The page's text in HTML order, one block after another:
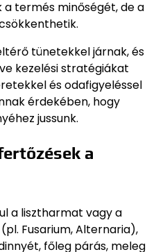
a termés minőségét, de a
tünetekkel járnak, és
kezelési stratégiákat
és odafigyeléssel
érdekében, hogy
jussunk.
a
a lisztharmat vagy a
Fusarium, Alternaria),
főleg párás, meleg